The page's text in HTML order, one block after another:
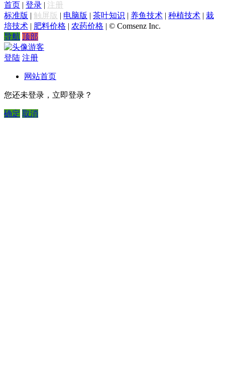
首页 | 登录 | 注册
标准版 | 触屏版 | 电脑版 | 茶叶知识 | 养鱼技术 | 种植技术 | 栽
培技术 | 肥料价格 | 农药价格 | © Comsenz Inc.
导航 顶部
游客
登陆 注册
网站首页
您还未登录，立即登录？
确定 取消